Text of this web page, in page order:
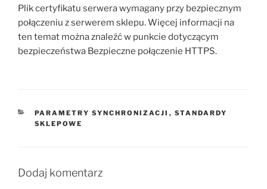
Plik certyfikatu serwera wymagany przy bezpiecznym
połączeniu z serwerem sklepu. Więcej informacji na
ten temat można znaleźć w punkcie dotyczącym
bezpieczeństwa Bezpieczne połączenie HTTPS.
KATEGORIE
PARAMETRY SYNCHRONIZACJI , STANDARDY
SKLEPOWE
Dodaj komentarz